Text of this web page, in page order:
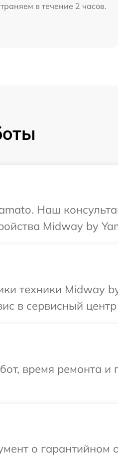
в течение 2 часов.
Наш
Midway by
техники Midway
в сервисный
время ремонта и
о гарантийном